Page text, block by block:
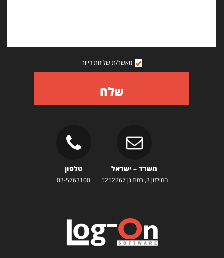
מאשר/ת שליחת דיוור
שלח
משרד – ישראל
החילזון 3, רמת גן 5252267
טלפון
03-5763100